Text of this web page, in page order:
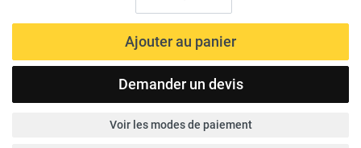
Ajouter au panier
Demander un devis
Voir les modes de paiement